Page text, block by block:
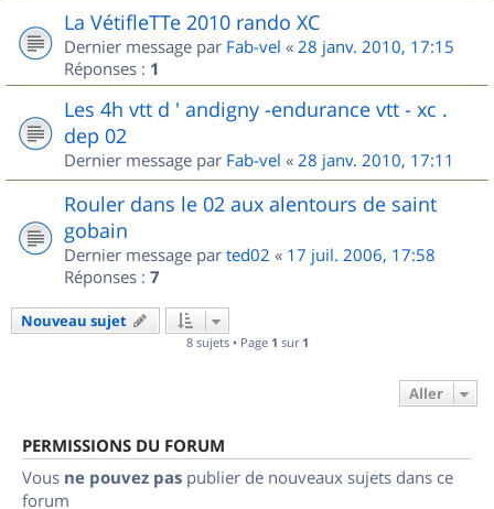
La VétifleTTe 2010 rando XC
Dernier message par Fab-vel « 28 janv. 2010, 17:15
Réponses : 1
Les 4h vtt d ' andigny -endurance vtt - xc .
dep 02
Dernier message par Fab-vel « 28 janv. 2010, 17:11
Rouler dans le 02 aux alentours de saint
gobain
Dernier message par ted02 « 17 juil. 2006, 17:58
Réponses : 7
Nouveau sujet
8 sujets • Page 1 sur 1
Aller
PERMISSIONS DU FORUM
Vous ne pouvez pas publier de nouveaux sujets dans ce
forum